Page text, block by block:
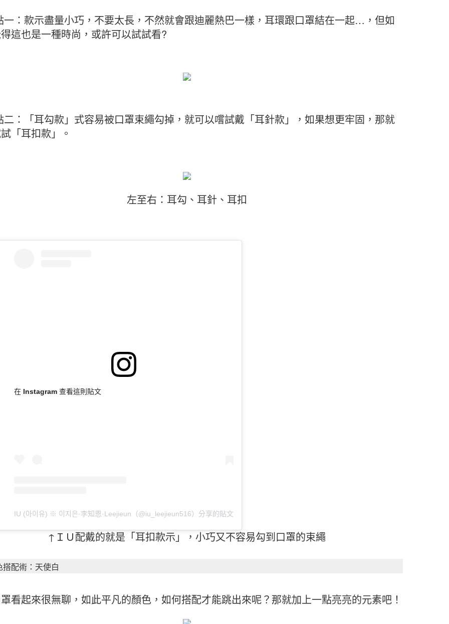
：款示盡量小巧，不要太長，不然就會跟迪麗熱巴一樣，耳環跟口罩結在一起…，但如
這也是一種時尚，或許可以試試看?
：「耳勾款」式容易被口罩束繩勾掉，就可以嚐試戴「耳針款」，如果想更牢固，那就
「耳扣款」。
左至右：耳勾、耳針、耳扣
在 Instagram 查看這則貼文
IU (아이유) ※ 이지은·李知恩·Leejieun（@iu_leejieun516）分享的貼文
↑ＩＵ配戴的就是「耳扣款示」，小巧又不容易勾到口罩的束繩
搭配術：天使白
看起來很無聊，如此平凡的顏色，如何搭配才能跳出來呢？那就加上一點亮亮的元素吧！